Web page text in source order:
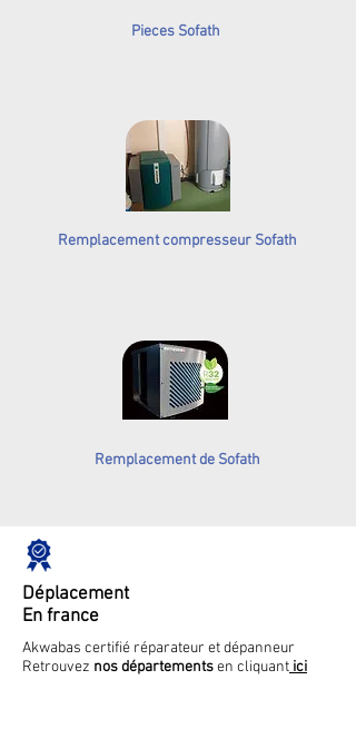
Pieces Sofath
Remplacement compresseur Sofath
Remplacement de Sofath
Déplacement
En france
Akwabas certifié réparateur et dépanneur
Retrouvez nos départementsen cliquant ici